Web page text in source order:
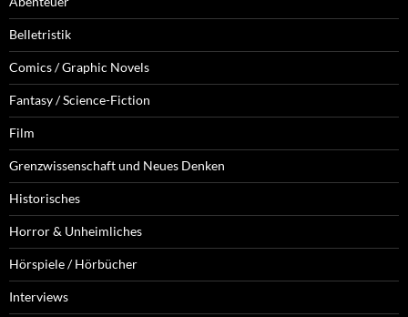
Belletristik
Comics / Graphic Novels
Fantasy / Science-Fiction
Film
Grenzwissenschaft und Neues Denken
Historisches
Horror & Unheimliches
Hörspiele / Hörbücher
Interviews